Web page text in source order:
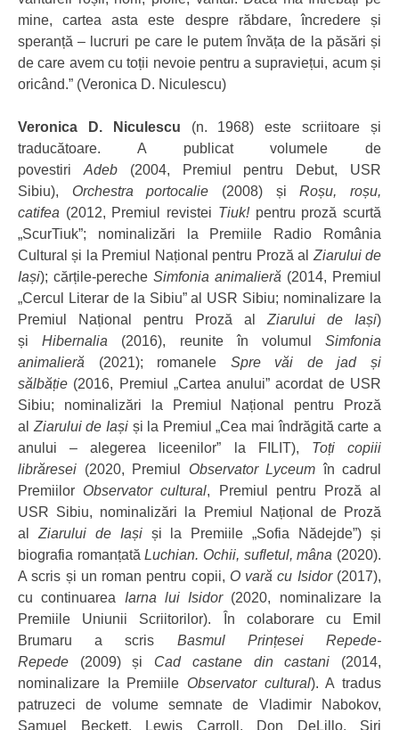
mine, cartea asta este despre răbdare, încredere și
speranță – lucruri pe care le putem învăța de la păsări și
de care avem cu toții nevoie pentru a supraviețui, acum și
oricând.” (Veronica D. Niculescu)
Veronica D. Niculescu (n. 1968) este scriitoare și
traducătoare. A publicat volumele de
povestiri Adeb(2004, Premiul pentru Debut, USR
Sibiu), Orchestra portocalie (2008) șiRoșu, roșu,
catifea (2012, Premiul revistei Tiuk!pentru proză scurtă
„ScurTiuk”; nominalizări la Premiile Radio România
Cultural și la Premiul Național pentru Proză al Ziarului de
Iași); cărțile-pereche Simfonia animalieră (2014, Premiul
„Cercul Literar de la Sibiu” al USR Sibiu; nominalizare la
Premiul Național pentru Proză al Ziarului de Iași)
șiHibernalia (2016), reunite în volumulSimfonia
animalieră (2021); romanele Spre văi de jad și
sălbăție (2016, Premiul „Cartea anului” acordat de USR
Sibiu; nominalizări la Premiul Național pentru Proză
al Ziarului de Iașiși la Premiul „Cea mai îndrăgită carte a
anului – alegerea liceenilor” la FILIT), Toți copiii
librăresei (2020, Premiul Observator Lyceum în cadrul
Premiilor Observator cultural, Premiul pentru Proză al
USR Sibiu, nominalizări la Premiul Național de Proză
al Ziarului de Iașiși la Premiile „Sofia Nădejde”) și
biografia romanțatăLuchian. Ochii, sufletul, mâna (2020).
A scris și un roman pentru copii, O vară cu Isidor(2017),
cu continuarea Iarna lui Isidor(2020, nominalizare la
Premiile Uniunii Scriitorilor). În colaborare cu Emil
Brumaru a scris Basmul Prințesei Repede-
Repede (2009) și Cad castane din castani (2014,
nominalizare la Premiile Observator cultural). A tradus
patruzeci de volume semnate de Vladimir Nabokov,
Samuel Beckett, Lewis Carroll, Don DeLillo, Siri